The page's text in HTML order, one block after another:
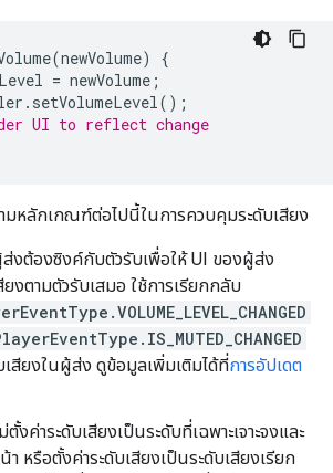
(newVolume)
{
= newVolume ;
. setVolumeLevel();
UI to reflect change
หลักเกณฑ์ต่อไปนี้ในการควบคุมระดับเสียง
งต้องซิงค์กับตัวรับเพื่อให้ UI ของผู้ส่ง
ยงตามตัวรับเสมอ ใช้การเรียกกลับ
เสียงในผู้ส่ง ดูข้อมูลเพิ่มเติมได้ที่การอัปเดต
งค่าระดับเสียงเป็นระดับที่เฉพาะเจาะจงและ
า หรือตั้งค่าระดับเสียงเป็นระดับเสียงเรียก